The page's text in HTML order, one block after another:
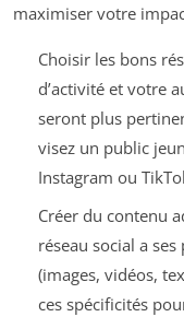
maximiser votre
Choisir les bons
d’activité et votre
seront plus
visez un public
Instagram ou
Créer du contenu
réseau social a
(images, vidéos,
ces spécificités